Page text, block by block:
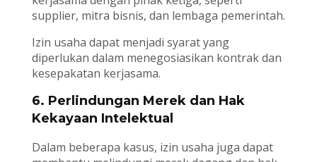
supplier, mitra bisnis, dan lembaga pemerintah.
Izin usaha dapat menjadi syarat yang
diperlukan dalam menegosiasikan kontrak dan
kesepakatan kerjasama.
6. Perlindungan Merek dan Hak
Kekayaan Intelektual
Dalam beberapa kasus, izin usaha juga dapat